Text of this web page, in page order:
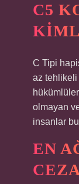
C5
C Tipi
az
olmayan
insanlar
EN